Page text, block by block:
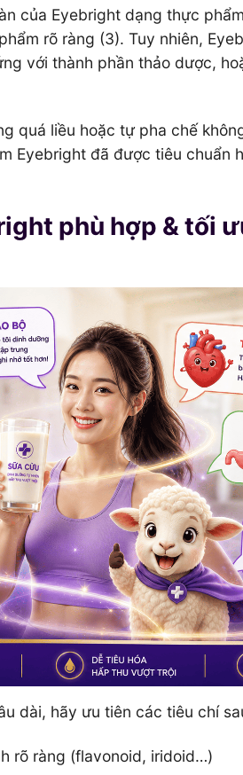
của Eyebright dạng thực
rõ ràng (3). Tuy nhiên,
với thành phần thảo dược,
quá liều hoặc tự pha chế
Eyebright đã được tiêu chuẩn
phù hợp & tối
dài, hãy ưu tiên các tiêu chí
rõ ràng (flavonoid, iridoid…)